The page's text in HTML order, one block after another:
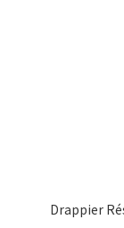
Drappier